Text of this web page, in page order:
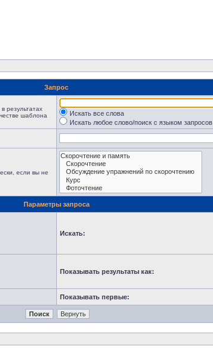
Запрос
результатах
шаблона
Искать все слова
Искать любое слово/поиск с языком запросов
если вы не
Параметры запроса
Искать:
Показывать результаты как:
Показывать первые: